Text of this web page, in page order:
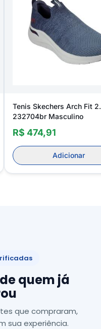
Tenis Skechers Arch Fit
232704br Masculino
R$ 474,91
Adicionar
quem já
que compraram,
sua experiência.